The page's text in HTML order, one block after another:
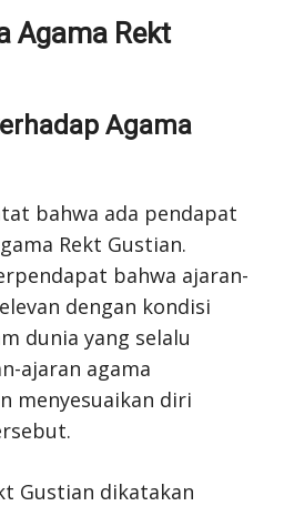
Agama Rekt
Agama
bahwa ada pendapat
Rekt Gustian.
bahwa ajaran-
dengan kondisi
dunia yang selalu
ajaran agama
menyesuaikan diri
Gustian dikatakan